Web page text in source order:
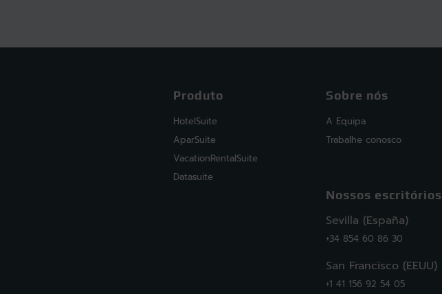
Produto
HotelSuite
AparSuite
VacationRentalSuite
Datasuite
Sobre nós
A Equipa
Trabalhe conosco
Nossos escritórios
Sevilla (España)
+34 854 60 86 30
San Francisco (EEUU)
+1 41 156 92 54 05